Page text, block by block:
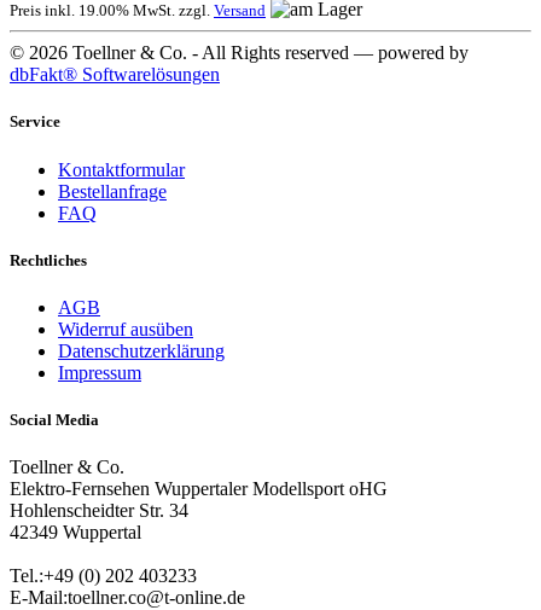
Preis inkl. 19.00% MwSt. zzgl. Versand
© 2026 Toellner & Co. - All Rights reserved — powered by
dbFakt® Softwarelösungen
Service
Kontaktformular
Bestellanfrage
FAQ
Rechtliches
AGB
Widerruf ausüben
Datenschutzerklärung
Impressum
Social Media
Toellner & Co.
Elektro-Fernsehen Wuppertaler Modellsport oHG
Hohlenscheidter Str. 34
42349 Wuppertal
Tel.:+49 (0) 202 403233
E-Mail:toellner.co@t-online.de